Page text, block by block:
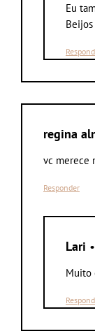
Eu
Beijos
regina
vc merece
Responder
Lari
Muito